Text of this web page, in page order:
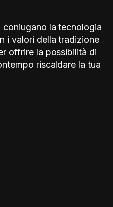
coniugano la tecnologia
i valori della tradizione
offrire la possibilità di
riscaldare la tua